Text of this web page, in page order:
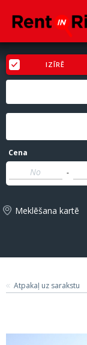
IZĪRĒ
Cena
-
Meklēšana kartē
Atpakaļ uz sarakstu